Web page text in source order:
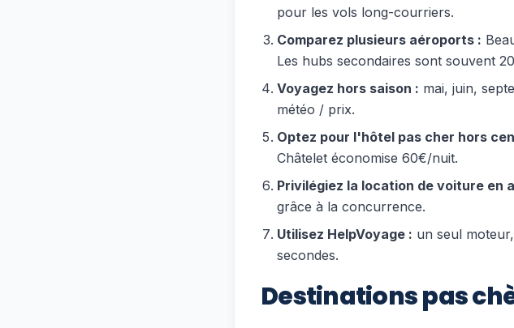
pour les vols long-courriers.
Comparez plusieurs aéroports :
Les hubs secondaires sont souvent
Voyagez hors saison : mai, juin,
météo / prix.
Optez pour l'hôtel pas cher hors
Châtelet économise 60€/nuit.
Privilégiez la location de voiture en
grâce à la concurrence.
Utilisez HelpVoyage : un seul
secondes.
Destinations pas